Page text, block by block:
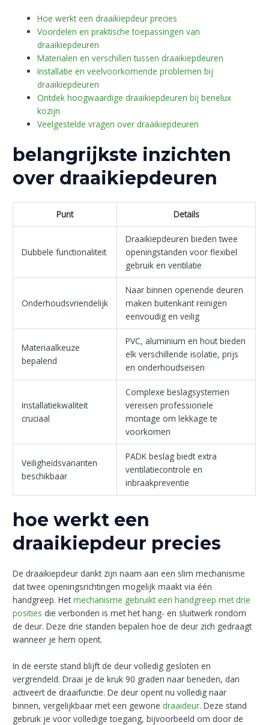
Hoe werkt een draaikiepdeur precies
Voordelen en praktische toepassingen van
draaikiepdeuren
Materialen en verschillen tussen draaikiepdeuren
Installatie en veelvoorkomende problemen bij
draaikiepdeuren
Ontdek hoogwaardige draaikiepdeuren bij benelux
kozijn
Veelgestelde vragen over draaikiepdeuren
belangrijkste inzichten
over draaikiepdeuren
Punt Details
Dubbele functionaliteit
Draaikiepdeuren bieden twee
openingstanden voor flexibel
gebruik en ventilatie
Onderhoudsvriendelijk
Naar binnen openende deuren
maken buitenkant reinigen
eenvoudig en veilig
Materiaalkeuze
bepalend
PVC, aluminium en hout bieden
elk verschillende isolatie, prijs
en onderhoudseisen
Installatiekwaliteit
cruciaal
Complexe beslagsystemen
vereisen professionele
montage om lekkage te
voorkomen
Veiligheidsvarianten
beschikbaar
PADK beslag biedt extra
ventilatiecontrole en
inbraakpreventie
hoe werkt een
draaikiepdeur precies
De draaikiepdeur dankt zijn naam aan een slim mechanisme
dat twee openingsrichtingen mogelijk maakt via één
handgreep. Hetmechanisme gebruikt een handgreep met drie
posities die verbonden is met het hang- en sluitwerk rondom
de deur. Deze drie standen bepalen hoe de deur zich gedraagt
wanneer je hem opent.
In de eerste stand blijft de deur volledig gesloten en
vergrendeld. Draai je de kruk 90 graden naar beneden, dan
activeert de draaifunctie. De deur opent nu volledig naar
binnen, vergelijkbaar met een gewone draaideur. Deze stand
gebruik je voor volledige toegang, bijvoorbeeld om door de